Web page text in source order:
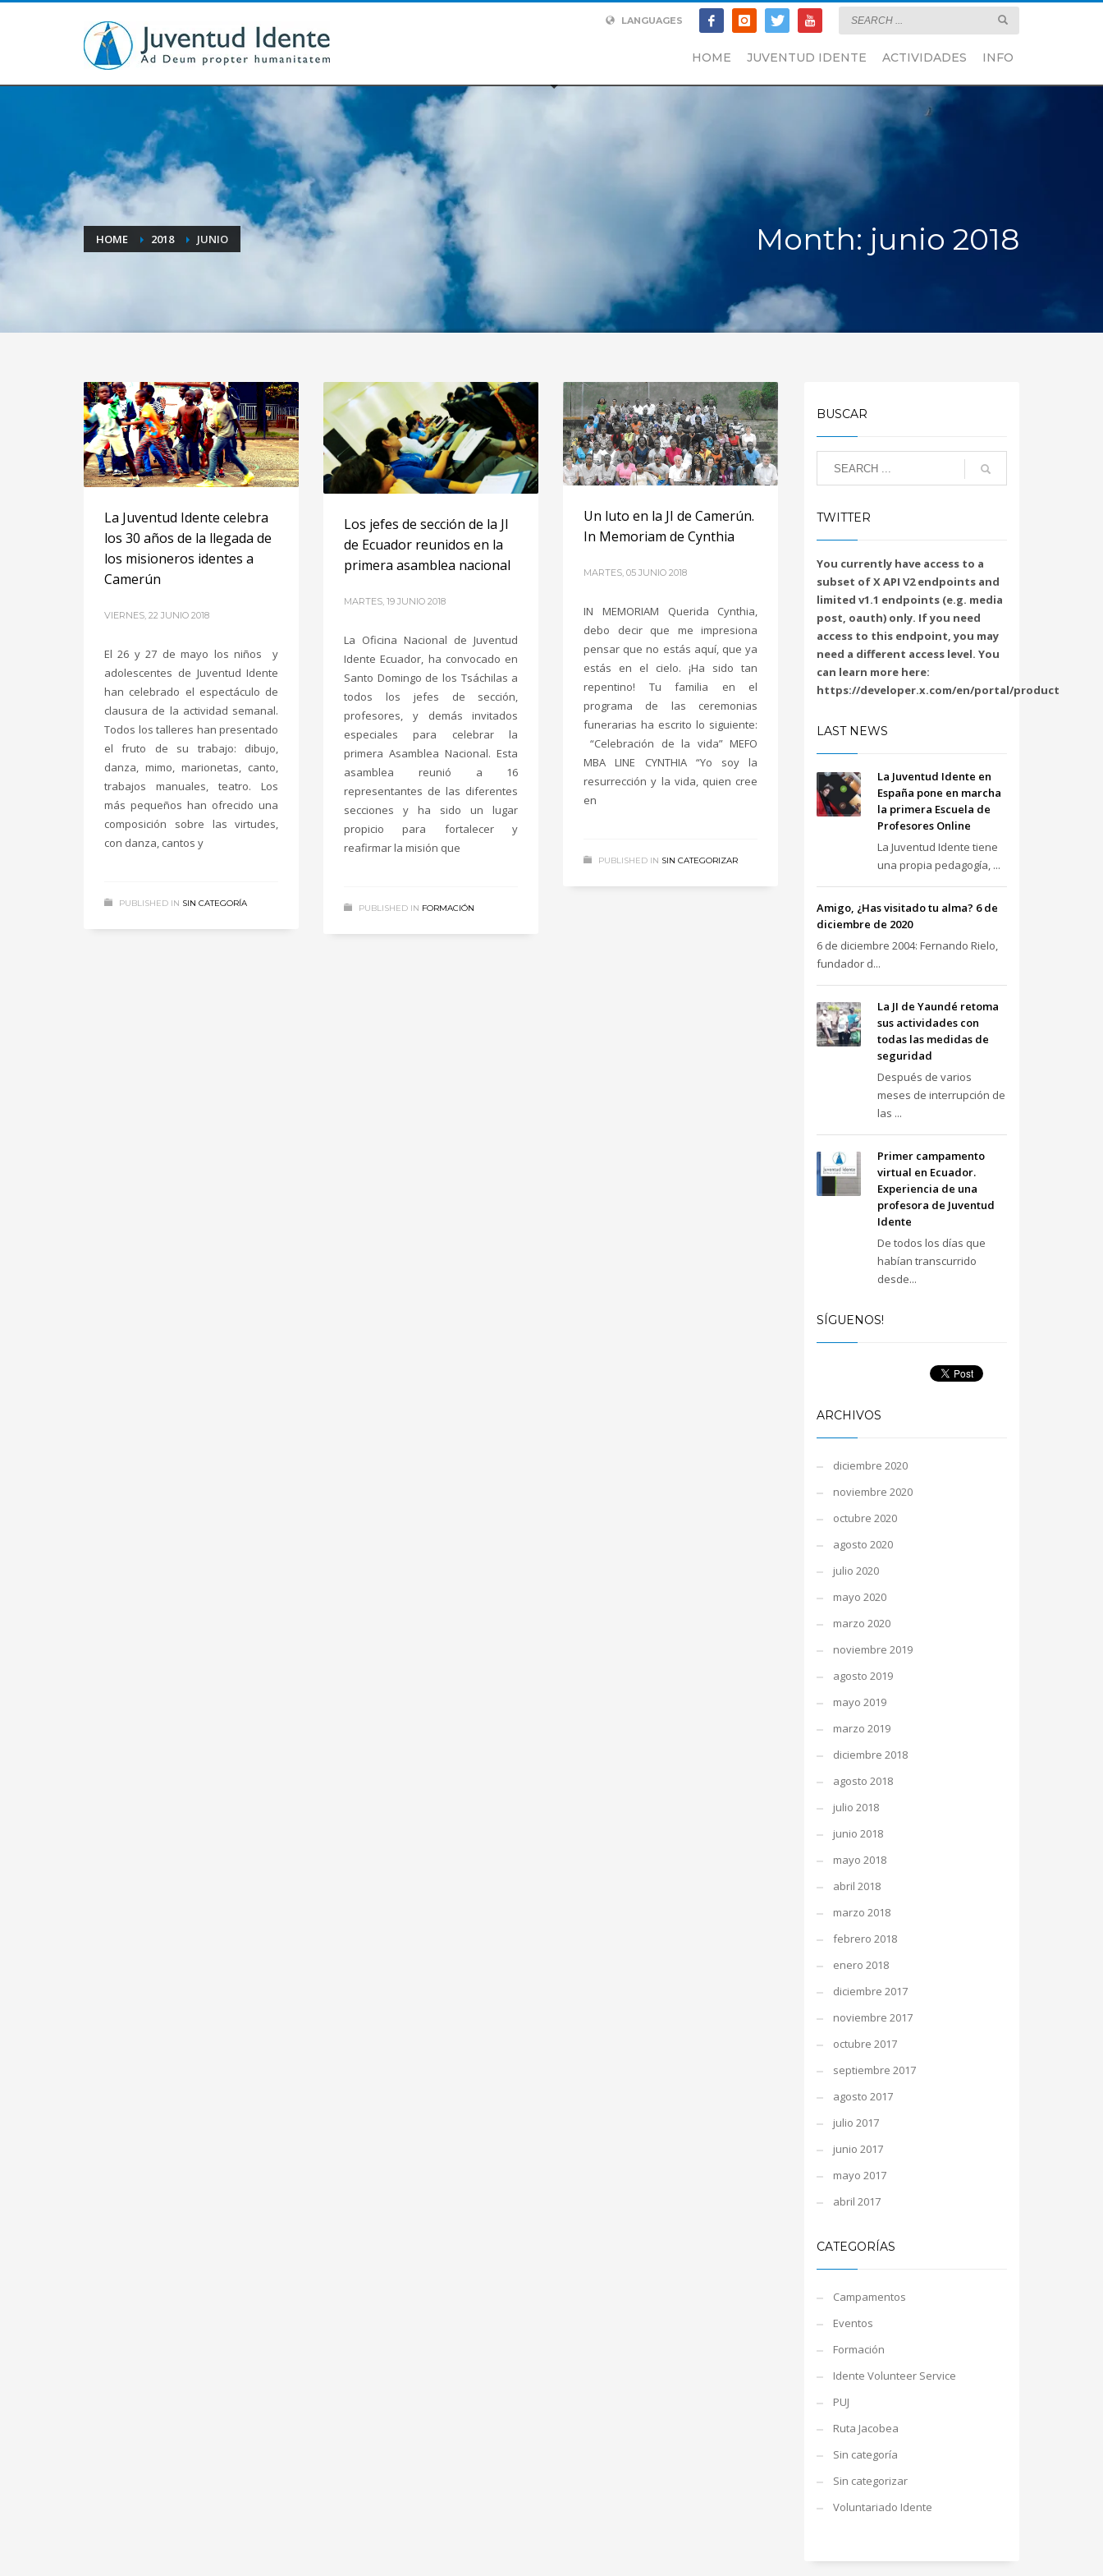
LANGUAGES
HOME JUVENTUD IDENTE ACTIVIDADES INFO
HOME 2018 JUNIO Month: junio 2018
La Juventud Idente celebra
los 30 años de la llegada de
los misioneros identes a
Camerún
VIERNES, 22 JUNIO 2018
El 26 y 27 de mayo los niños y
adolescentes de Juventud Idente
han celebrado el espectáculo de
clausura de la actividad semanal.
Todos los talleres han presentado
el fruto de su trabajo: dibujo,
danza, mimo, marionetas, canto,
trabajos manuales, teatro. Los
más pequeños han ofrecido una
composición sobre las virtudes,
con danza, cantos y
PUBLISHED IN SIN CATEGORÍA
Los jefes de sección de la JI
de Ecuador reunidos en la
primera asamblea nacional
MARTES, 19 JUNIO 2018
La Oficina Nacional de Juventud
Idente Ecuador, ha convocado en
Santo Domingo de los Tsáchilas a
todos los jefes de sección,
profesores, y demás invitados
especiales para celebrar la
primera Asamblea Nacional. Esta
asamblea reunió a 16
representantes de las diferentes
secciones y ha sido un lugar
propicio para fortalecer y
reafirmar la misión que
PUBLISHED IN FORMACIÓN
Un luto en la JI de Camerún.
In Memoriam de Cynthia
MARTES, 05 JUNIO 2018
IN MEMORIAM Querida Cynthia,
debo decir que me impresiona
pensar que no estás aquí, que ya
estás en el cielo. ¡Ha sido tan
repentino! Tu familia en el
programa de las ceremonias
funerarias ha escrito lo siguiente:
“Celebración de la vida” MEFO
MBA LINE CYNTHIA “Yo soy la
resurrección y la vida, quien cree
en
PUBLISHED IN SIN CATEGORIZAR
BUSCAR
TWITTER
You currently have access to a
subset of X API V2 endpoints and
limited v1.1 endpoints (e.g. media
post, oauth) only. If you need
access to this endpoint, you may
need a different access level. You
can learn more here:
https://developer.x.com/en/portal/product
LAST NEWS
La Juventud Idente en
España pone en marcha
la primera Escuela de
Profesores Online
La Juventud Idente tiene
una propia pedagogía, ...
Amigo, ¿Has visitado tu alma? 6 de
diciembre de 2020
6 de diciembre 2004: Fernando Rielo,
fundador d...
La JI de Yaundé retoma
sus actividades con
todas las medidas de
seguridad
Después de varios
meses de interrupción de
las ...
Primer campamento
virtual en Ecuador.
Experiencia de una
profesora de Juventud
Idente
De todos los días que
habían transcurrido
desde...
SÍGUENOS!
ARCHIVOS
diciembre 2020
noviembre 2020
octubre 2020
agosto 2020
julio 2020
mayo 2020
marzo 2020
noviembre 2019
agosto 2019
mayo 2019
marzo 2019
diciembre 2018
agosto 2018
julio 2018
junio 2018
mayo 2018
abril 2018
marzo 2018
febrero 2018
enero 2018
diciembre 2017
noviembre 2017
octubre 2017
septiembre 2017
agosto 2017
julio 2017
junio 2017
mayo 2017
abril 2017
CATEGORÍAS
Campamentos
Eventos
Formación
Idente Volunteer Service
PUJ
Ruta Jacobea
Sin categoría
Sin categorizar
Voluntariado Idente